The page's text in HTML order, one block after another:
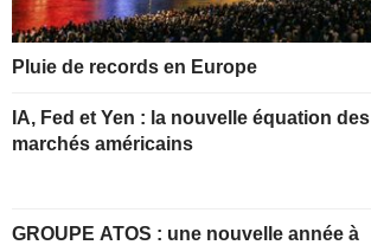
Pluie de records en Europe
IA, Fed et Yen : la nouvelle équation des
marchés américains
GROUPE ATOS : une nouvelle année à